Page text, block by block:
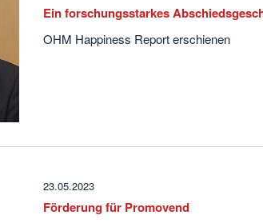
Ein forschungsstarkes
OHM Happiness Report erschienen
23.05.2023
Förderung für Promovend